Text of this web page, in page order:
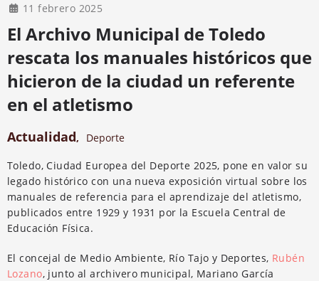
11 febrero 2025
El Archivo Municipal de Toledo
rescata los manuales históricos que
hicieron de la ciudad un referente
en el atletismo
Actualidad, Deporte
Toledo, Ciudad Europea del Deporte 2025, pone en valor su
legado histórico con una nueva exposición virtual sobre los
manuales de referencia para el aprendizaje del atletismo,
publicados entre 1929 y 1931 por la Escuela Central de
Educación Física.
El concejal de Medio Ambiente, Río Tajo y Deportes, Rubén
Lozano, junto al archivero municipal, Mariano García